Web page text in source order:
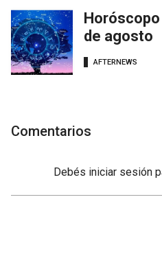
de agosto
AFTERNEWS
Comentarios
Debés iniciar sesión